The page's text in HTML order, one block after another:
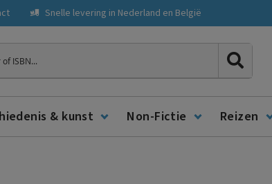
Snelle levering in Nederland en België
& kunst Non-Fictie Reizen